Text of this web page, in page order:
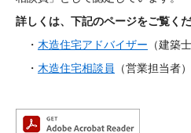
詳しくは、下記のページをご覧くだ
・ 木造住宅アドバイザー （建築士
・ 木造住宅相談員 （営業担当者）